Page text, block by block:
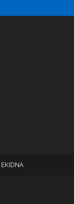
EKIDNA